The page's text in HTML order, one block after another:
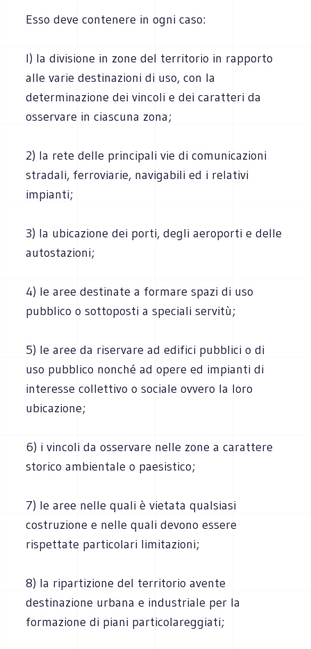
Esso deve contenere in ogni caso:
l) la divisione in zone del territorio in rapporto
alle varie destinazioni di uso, con la
determinazione dei vincoli e dei caratteri da
osservare in ciascuna zona;
2) la rete delle principali vie di comunicazioni
stradali, ferroviarie, navigabili ed i relativi
impianti;
3) la ubicazione dei porti, degli aeroporti e delle
autostazioni;
4) le aree destinate a formare spazi di uso
pubblico o sottoposti a speciali servitù;
5) le aree da riservare ad edifici pubblici o di
uso pubblico nonché ad opere ed impianti di
interesse collettivo o sociale ovvero la loro
ubicazione;
6) i vincoli da osservare nelle zone a carattere
storico ambientale o paesistico;
7) le aree nelle quali è vietata qualsiasi
costruzione e nelle quali devono essere
rispettate particolari limitazioni;
8) la ripartizione del territorio avente
destinazione urbana e industriale per la
formazione di piani particolareggiati;